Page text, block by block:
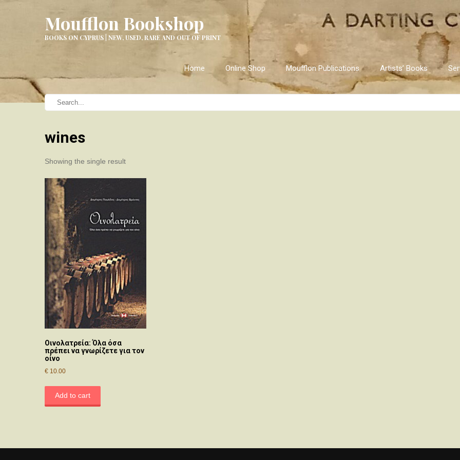
Moufflon Bookshop
BOOKS ON CYPRUS | NEW, USED, RARE AND OUT OF PRINT
Home Online Shop Moufflon Publications Artists’ Books
wines
Showing the single result
Οινολατρεία: Όλα όσα
πρέπει να γνωρίζετε για τον
οίνο
€ 10.00
Add to cart